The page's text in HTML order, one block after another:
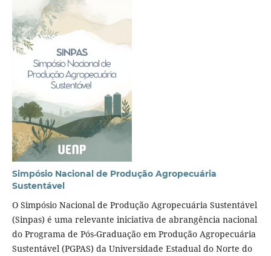
Simpósio Nacional de Produção Agropecuária
Sustentável
O Simpósio Nacional de Produção Agropecuária Sustentável
(Sinpas) é uma relevante iniciativa de abrangência nacional
do Programa de Pós-Graduação em Produção Agropecuária
Sustentável (PGPAS) da Universidade Estadual do Norte do